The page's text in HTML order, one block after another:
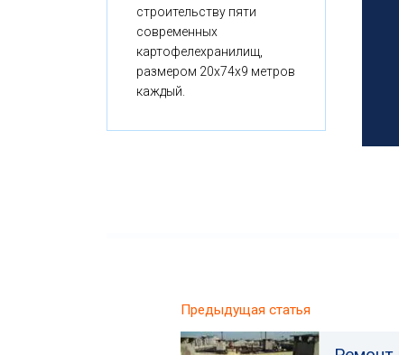
строительству пяти
современных
картофелехранилищ,
размером 20x74x9 метров
каждый.
Предыдущая статья